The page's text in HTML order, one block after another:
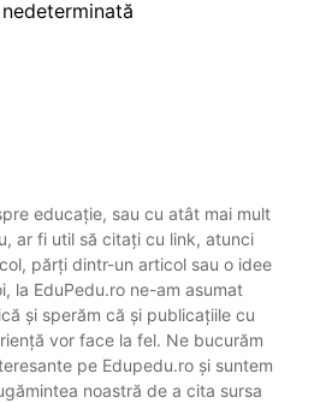
educație, sau cu atât mai mult
ar fi util să citați cu link, atunci
părți dintr-un articol sau o idee
la EduPedu.ro ne-am asumat
și sperăm că și publicațiile cu
vor face la fel. Ne bucurăm
pe Edupedu.ro și suntem
noastră de a cita sursa